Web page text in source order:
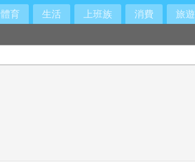
體育 生活 上班族 消費 旅遊